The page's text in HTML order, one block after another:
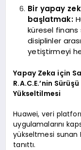
Bir yapay
başlatmak:
küresel finans
disiplinler
yetiştirmeyi
Yapay Zeka için
R.A.C.E.’nin
Yükseltilmesi
Huawei, veri
uygulamalarını
yükseltmesi sunan
tanıttı.